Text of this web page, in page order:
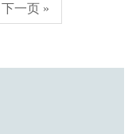
下一页 »